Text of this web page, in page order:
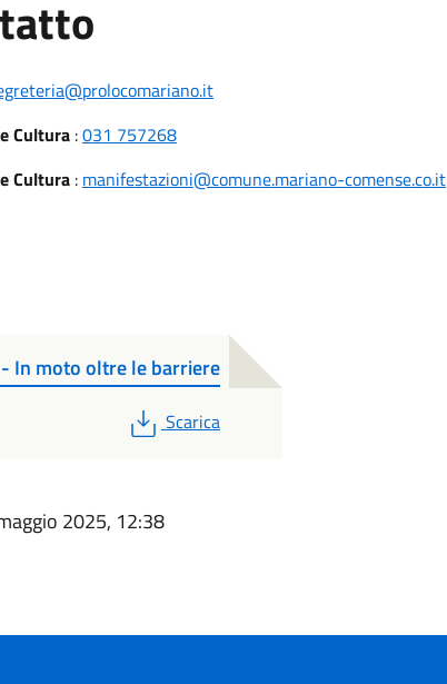
Cultura:031 757268
Cultura: manifestazioni@comune.mariano-comense.co.it
In moto oltre le barriere
PDF
Scarica
2025, 12:38